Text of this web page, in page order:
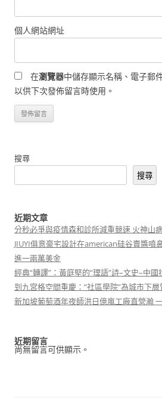
個人網站網址
在瀏覽器中儲存顯示名稱、電子郵
以供下次發佈留言時使用。
搜尋
搜尋
近期文章
分秒必爭與疫情森和診所減重競速 火神山
JIUYI俱意豪宅設計在american硅谷賣醬噴
進一兩萬美金
經典“轉譯”：黃庭堅的“理語”詩–文史–中
到九宮格空間重慶：“社區學院”為城市下
新加坡葡萄酒年夜師洪日億嵐工廠直營瀚
近期留言
尚無留言可供顯示。